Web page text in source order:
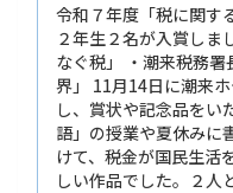
令和７年度「税に関す
２年生２名が入賞しま
なぐ税」 ・潮来税務
界」 11月14日に潮来
し、賞状や記念品をい
語」の授業や夏休みに
けて、税金が国民生活
しい作品でした。２人